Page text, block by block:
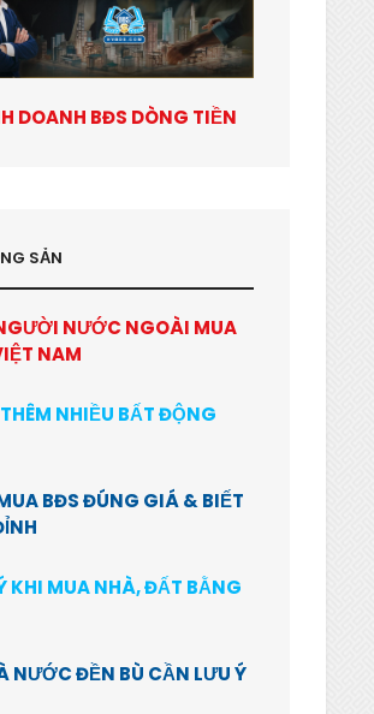
DOANH BĐS DÒNG TIỀN
SẢN
NƯỚC NGOÀI MUA
NAM
NHIỀU BẤT ĐỘNG
BĐS ĐÚNG GIÁ & BIẾT
KHI MUA NHÀ, ĐẤT BẰNG
NƯỚC ĐỀN BÙ CẦN LƯU Ý